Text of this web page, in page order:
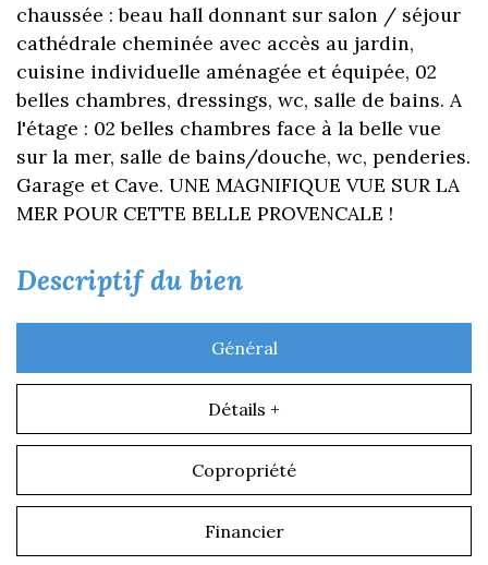
chaussée : beau hall donnant sur salon / séjour
cathédrale cheminée avec accès au jardin,
cuisine individuelle aménagée et équipée, 02
belles chambres, dressings, wc, salle de bains. A
l'étage : 02 belles chambres face à la belle vue
sur la mer, salle de bains/douche, wc, penderies.
Garage et Cave. UNE MAGNIFIQUE VUE SUR LA
MER POUR CETTE BELLE PROVENCALE !
descriptif du bien
Général
Détails +
Copropriété
Financier